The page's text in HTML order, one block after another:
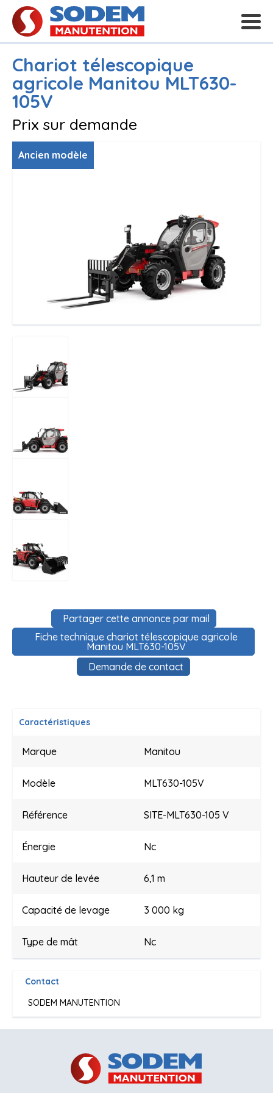
Chariot télescopique
agricole Manitou MLT630-
105V
Prix sur demande
Ancien modèle
Demande de contact
Partager cette annonce par mail
Fiche technique chariot télescopique agricole
Manitou MLT630-105V
Caractéristiques
Marque Manitou
Modèle MLT630-105V
Référence SITE-MLT630-105 V
Énergie Nc
Hauteur de levée 6,1 m
Capacité de levage 3 000 kg
Type de mât Nc
Contact
SODEM MANUTENTION